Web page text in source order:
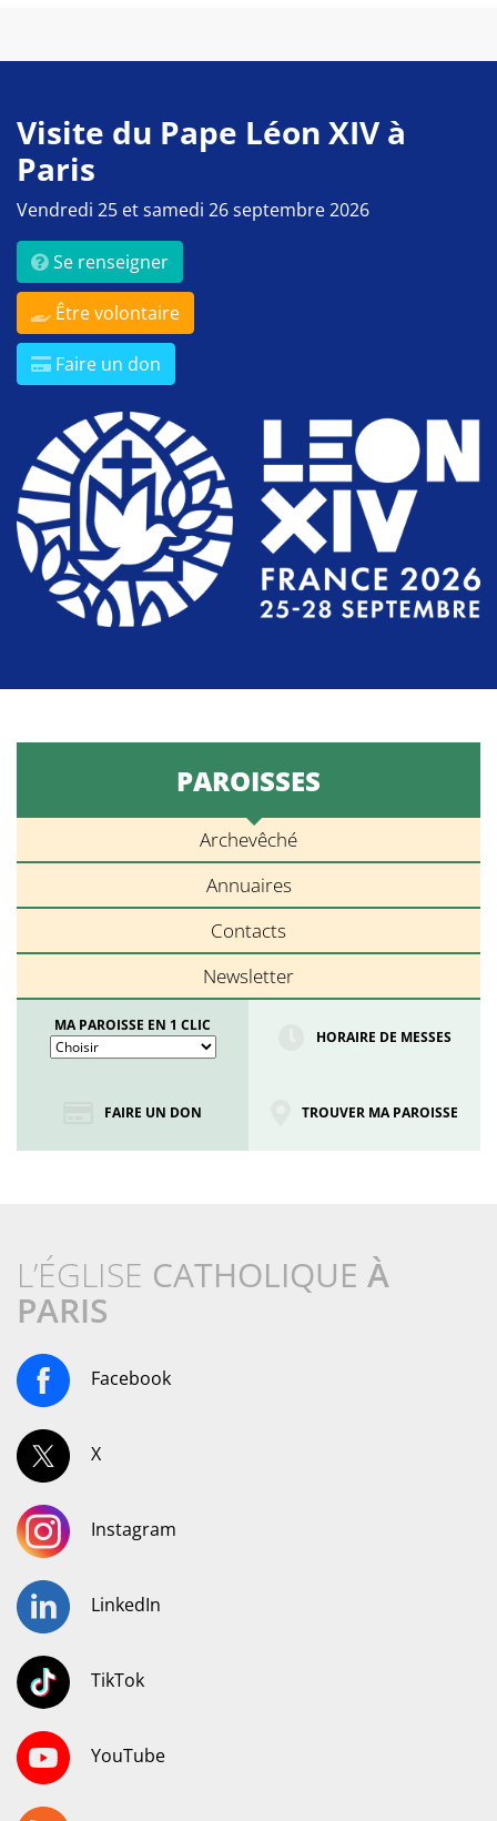
Visite du Pape Léon XIV à
Paris
Vendredi 25 et samedi 26 septembre 2026
Se renseigner
Être volontaire
Faire un don
PAROISSES
Archevêché
Annuaires
Contacts
Newsletter
MA PAROISSE EN 1 CLIC
HORAIRE DE MESSES
FAIRE UN DON TROUVER MA PAROISSE
L’ÉGLISE CATHOLIQUE À
PARIS
Facebook
X
Instagram
LinkedIn
TikTok
YouTube